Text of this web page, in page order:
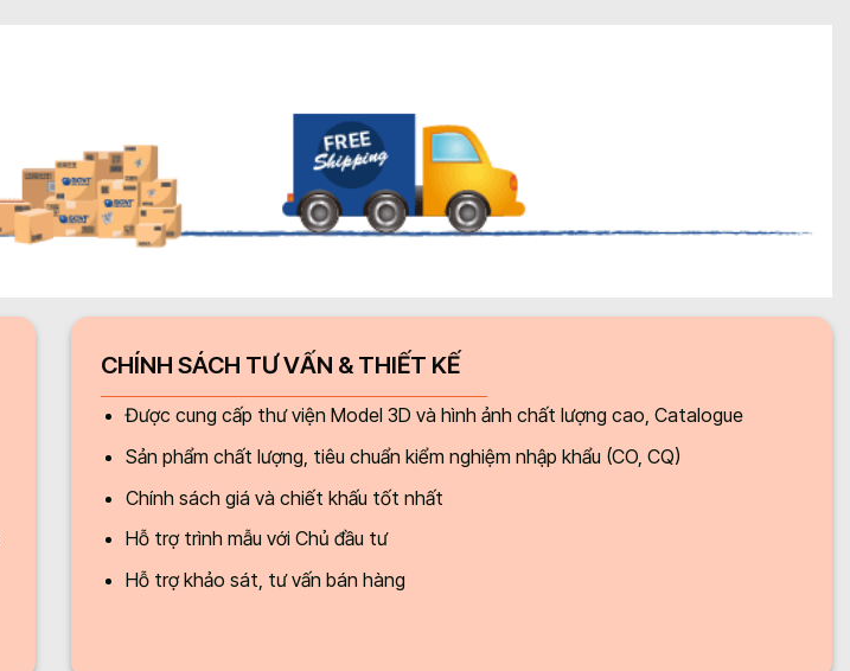
CHÍNH SÁCH TƯ VẤN & THIẾT KẾ
Được cung cấp thư viện Model 3D và hình ảnh chất lượng cao, Catalogue
Sản phẩm chất lượng, tiêu chuẩn kiểm nghiệm nhập khẩu (CO, CQ)
Chính sách giá và chiết khấu tốt nhất
Hỗ trợ trình mẫu với Chủ đầu tư
Hỗ trợ khảo sát, tư vấn bán hàng